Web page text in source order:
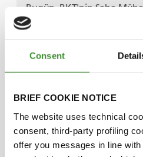
Consent
BRIEF COOKIE NOTICE
The website uses technical
consent, third-party profiling
offer you messages in line
Bugün, BKT'nin Saha
Torassa ve Kıdemli
ve gelecekteki trendleri
sorunlardan biridir. Ekin
üretkenliği ve çıktıyı
makinelerinde ilerlemeler
BKT'deki ekip için bu, bu